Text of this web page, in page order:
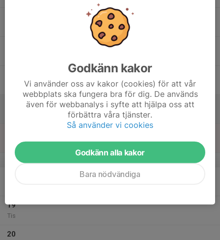
21:00
Gå in med A-laget
Öis gården
10:00
Träning
Öis gården
19
Tis
20
Godkänn kakor
Vi använder oss av kakor (cookies) för att vår
webbplats ska fungera bra för dig. De används
även för webbanalys i syfte att hjälpa oss att
förbättra våra tjänster.
Så använder vi cookies
Godkänn alla kakor
Bara nödvändiga